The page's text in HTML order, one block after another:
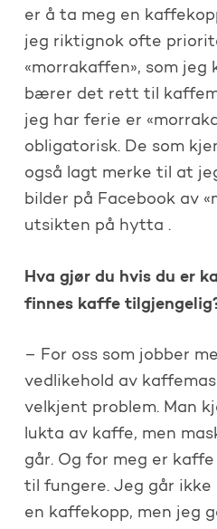
er å ta meg en
jeg riktignok ofte
«morrakaffen», som jeg
bærer det rett til
jeg har ferie er
obligatorisk. De som
også lagt merke til at
bilder på Facebook av
utsikten på hytta .
Hva gjør du hvis du er
finnes kaffe
– For oss som jobber
vedlikehold av
velkjent problem. Man
lukta av kaffe, men
går. Og for meg er
til fungere. Jeg går
en kaffekopp, men jeg